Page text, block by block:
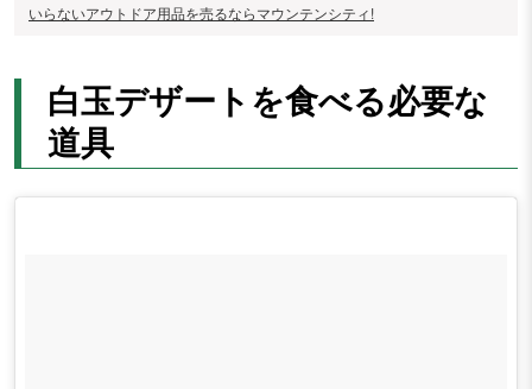
いらないアウトドア用品を売るならマウンテンシティ!
白玉デザートを食べる必要な
道具